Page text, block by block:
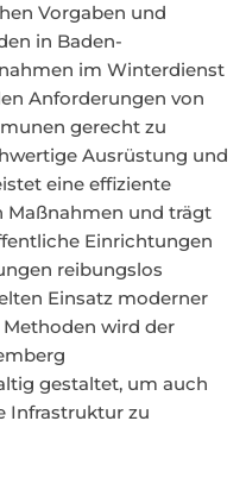
Vorgaben und
in Baden-
im Winterdienst
Anforderungen von
gerecht zu
Ausrüstung und
eine effiziente
Maßnahmen und trägt
Einrichtungen
reibungslos
Einsatz moderner
wird der
gestaltet, um auch
Infrastruktur zu